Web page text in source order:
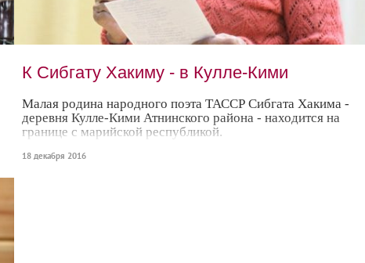
К Сибгату Хакиму - в Кулле-Кими
Малая родина народного поэта ТАССР Сибгата Хакима -
деревня Кулле-Кими Атнинского района - находится на
границе с марийской республикой.
18 декабря 2016